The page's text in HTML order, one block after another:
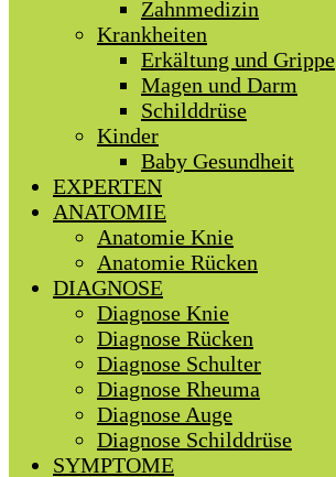
Zahnmedizin
Krankheiten
Erkältung und Grippe
Magen und Darm
Schilddrüse
Kinder
Baby Gesundheit
EXPERTEN
ANATOMIE
Anatomie Knie
Anatomie Rücken
DIAGNOSE
Diagnose Knie
Diagnose Rücken
Diagnose Schulter
Diagnose Rheuma
Diagnose Auge
Diagnose Schilddrüse
SYMPTOME